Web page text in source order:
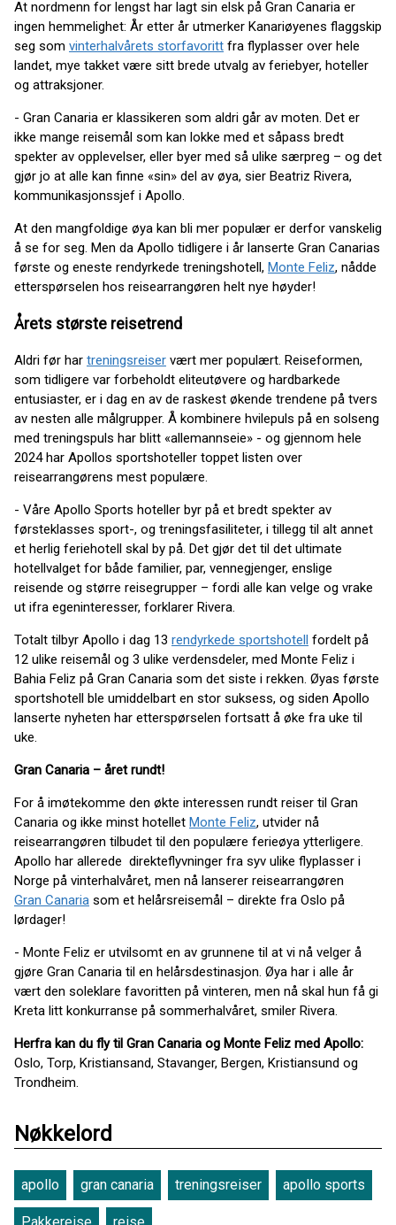
At nordmenn for lengst har lagt sin elsk på Gran Canaria er
ingen hemmelighet: År etter år utmerker Kanariøyenes flaggskip
seg som vinterhalvårets storfavoritt fra flyplasser over hele
landet, mye takket være sitt brede utvalg av feriebyer, hoteller
og attraksjoner.
- Gran Canaria er klassikeren som aldri går av moten. Det er
ikke mange reisemål som kan lokke med et såpass bredt
spekter av opplevelser, eller byer med så ulike særpreg – og det
gjør jo at alle kan finne «sin» del av øya, sier Beatriz Rivera,
kommunikasjonssjef i Apollo.
At den mangfoldige øya kan bli mer populær er derfor vanskelig
å se for seg. Men da Apollo tidligere i år lanserte Gran Canarias
første og eneste rendyrkede treningshotell, Monte Feliz, nådde
etterspørselen hos reisearrangøren helt nye høyder!
Årets største reisetrend
Aldri før har treningsreiser vært mer populært. Reiseformen,
som tidligere var forbeholdt eliteutøvere og hardbarkede
entusiaster, er i dag en av de raskest økende trendene på tvers
av nesten alle målgrupper. Å kombinere hvilepuls på en solseng
med treningspuls har blitt «allemannseie» - og gjennom hele
2024 har Apollos sportshoteller toppet listen over
reisearrangørens mest populære.
- Våre Apollo Sports hoteller byr på et bredt spekter av
førsteklasses sport-, og treningsfasiliteter, i tillegg til alt annet
et herlig feriehotell skal by på. Det gjør det til det ultimate
hotellvalget for både familier, par, vennegjenger, enslige
reisende og større reisegrupper – fordi alle kan velge og vrake
ut ifra egeninteresser, forklarer Rivera.
Totalt tilbyr Apollo i dag 13 rendyrkede sportshotell fordelt på
12 ulike reisemål og 3 ulike verdensdeler, med Monte Feliz i
Bahia Feliz på Gran Canaria som det siste i rekken. Øyas første
sportshotell ble umiddelbart en stor suksess, og siden Apollo
lanserte nyheten har etterspørselen fortsatt å øke fra uke til
uke.
Gran Canaria – året rundt!
For å imøtekomme den økte interessen rundt reiser til Gran
Canaria og ikke minst hotellet Monte Feliz, utvider nå
reisearrangøren tilbudet til den populære ferieøya ytterligere.
Apollo har allerede direkteflyvninger fra syv ulike flyplasser i
Norge på vinterhalvåret, men nå lanserer reisearrangøren
Gran Canaria som et helårsreisemål – direkte fra Oslo på
lørdager!
- Monte Feliz er utvilsomt en av grunnene til at vi nå velger å
gjøre Gran Canaria til en helårsdestinasjon. Øya har i alle år
vært den soleklare favoritten på vinteren, men nå skal hun få gi
Kreta litt konkurranse på sommerhalvåret, smiler Rivera.
Herfra kan du fly til Gran Canaria og Monte Feliz med Apollo:
Oslo, Torp, Kristiansand, Stavanger, Bergen, Kristiansund og
Trondheim.
Nøkkelord
apollo gran canaria treningsreiser apollo sports